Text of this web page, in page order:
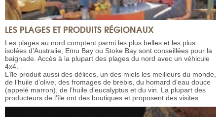
LES PLAGES ET PRODUITS RÉGIONAUX
Les plages au nord comptent parmi les plus belles et les plus
isolées d’Australie, Emu Bay ou Stoke Bay sont conseillées pour la
baignade. Accès à la plupart des plages du nord avec un véhicule
4x4.
L’île produit aussi des délices, un des miels les meilleurs du monde,
de l’huile d’olive, des fromages de brebis, du homard d’eau douce
(appelé marron), de l’huile d’eucalyptus et du vin. La plupart des
producteurs de l’île ont des boutiques et proposent des visites.